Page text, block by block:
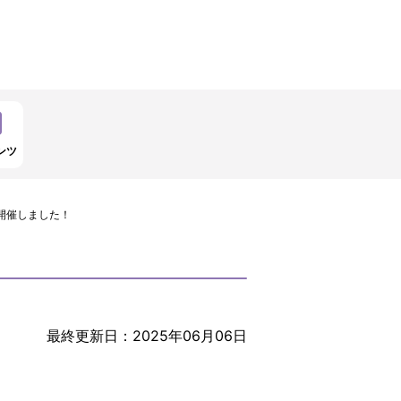
ツ
しました！
最終更新日：2025年06月06日